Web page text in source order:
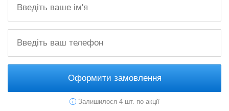
Оформити замовлення
Залишилося 4 шт. по акції